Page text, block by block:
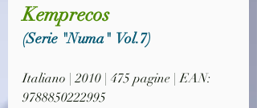
Kemprecos
(Serie "Numa"  Vol.7)
Italiano | 2010 | 475 pagine | EAN:
9788850222995